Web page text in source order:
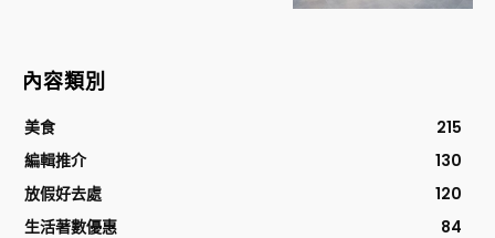
內容類別
美食
215
編輯推介
130
放假好去處
120
生活著數優惠
84